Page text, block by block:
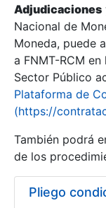
Adjudicaciones
Nacional de
Moneda, puede
a FNMT-RCM
Sector Público
Plataforma de
(https://
También podrá
de los